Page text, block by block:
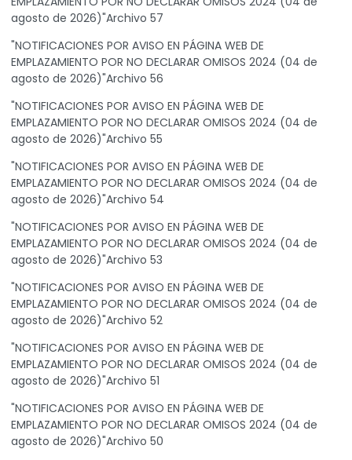
agosto de 2026)"Archivo 57
"NOTIFICACIONES POR AVISO EN PÁGINA WEB DE
EMPLAZAMIENTO POR NO DECLARAR OMISOS 2024 (04 de
agosto de 2026)"Archivo 56
"NOTIFICACIONES POR AVISO EN PÁGINA WEB DE
EMPLAZAMIENTO POR NO DECLARAR OMISOS 2024 (04 de
agosto de 2026)"Archivo 55
"NOTIFICACIONES POR AVISO EN PÁGINA WEB DE
EMPLAZAMIENTO POR NO DECLARAR OMISOS 2024 (04 de
agosto de 2026)"Archivo 54
"NOTIFICACIONES POR AVISO EN PÁGINA WEB DE
EMPLAZAMIENTO POR NO DECLARAR OMISOS 2024 (04 de
agosto de 2026)"Archivo 53
"NOTIFICACIONES POR AVISO EN PÁGINA WEB DE
EMPLAZAMIENTO POR NO DECLARAR OMISOS 2024 (04 de
agosto de 2026)"Archivo 52
"NOTIFICACIONES POR AVISO EN PÁGINA WEB DE
EMPLAZAMIENTO POR NO DECLARAR OMISOS 2024 (04 de
agosto de 2026)"Archivo 51
"NOTIFICACIONES POR AVISO EN PÁGINA WEB DE
EMPLAZAMIENTO POR NO DECLARAR OMISOS 2024 (04 de
agosto de 2026)"Archivo 50